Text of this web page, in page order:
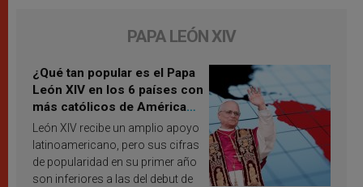
PAPA LEÓN XIV
¿Qué tan popular es el Papa
León XIV en los 6 países con
más católicos de América
Latina en 2026? Publican
resultados de investigación
León XIV recibe un amplio apoyo
latinoamericano, pero sus cifras
de popularidad en su primer año
son inferiores a las del debut de